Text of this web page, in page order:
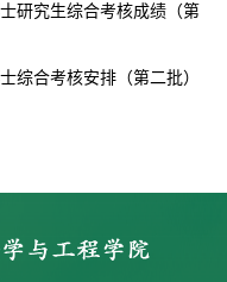
研究生综合考核成绩（第
综合考核安排（第二批）